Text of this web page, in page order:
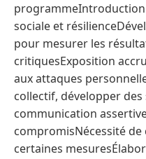
sociale et
pour mesurer les
critiquesExposition
aux attaques
collectif, développer
communication
compromisNécessité
certaines